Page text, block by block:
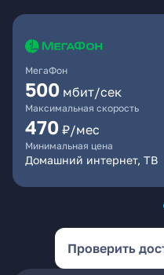
МегаФон
500 мбит/сек
Максимальная скорость
470 ₽/мес
Минимальная цена
Домашний интернет, ТВ
Проверить